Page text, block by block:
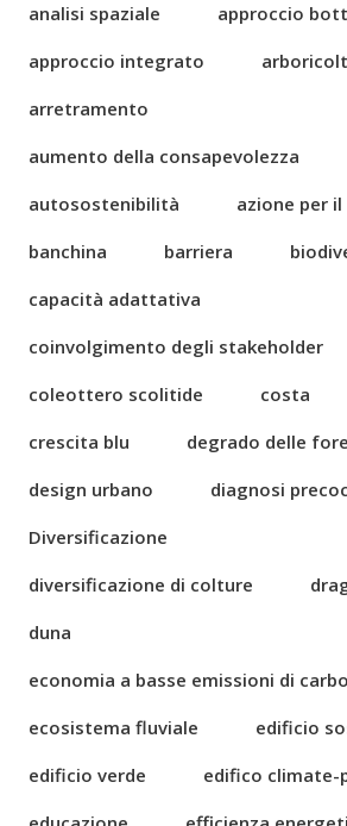
analisi spaziale
approccio
approccio integrato
arretramento
aumento della consapevolezza
autosostenibilità
azione per il
banchina
barriera
capacità adattativa
coinvolgimento degli stakeholder
coleottero scolitide
costa
crescita blu
degrado delle
design urbano
diagnosi
Diversificazione
diversificazione di colture
duna
economia a basse emissioni di
ecosistema fluviale
edificio
edificio verde
edifico